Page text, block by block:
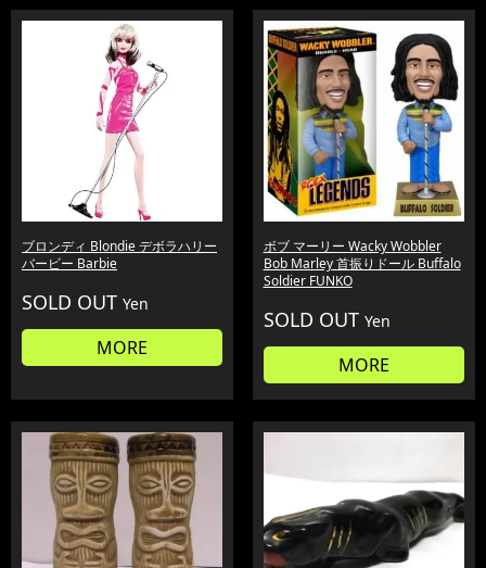
ブロンディ Blondie デボラハリー
バービー Barbie
SOLD OUT Yen
MORE
ボブ マーリー Wacky Wobbler
Bob Marley 首振りドール Buffalo
Soldier FUNKO
SOLD OUT Yen
MORE